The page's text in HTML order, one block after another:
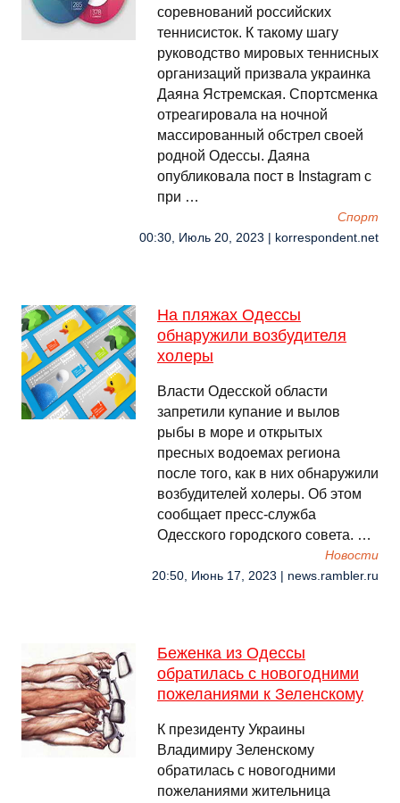
соревнований российских
теннисисток. К такому шагу
руководство мировых теннисных
организаций призвала украинка
Даяна Ястремская. Спортсменка
отреагировала на ночной
массированный обстрел своей
родной Одессы. Даяна
опубликовала пост в Instagram с
при …
Спорт
00:30, Июль 20, 2023 | korrespondent.net
На пляжах Одессы
обнаружили возбудителя
холеры
Власти Одесской области
запретили купание и вылов
рыбы в море и открытых
пресных водоемах региона
после того, как в них обнаружили
возбудителей холеры. Об этом
сообщает пресс-служба
Одесского городского совета. …
Новости
20:50, Июнь 17, 2023 | news.rambler.ru
Беженка из Одессы
обратилась с новогодними
пожеланиями к Зеленскому
К президенту Украины
Владимиру Зеленскому
обратилась с новогодними
пожеланиями жительница